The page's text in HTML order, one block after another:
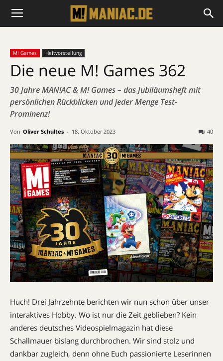
M! Games Heftvorstellung
Die neue M! Games 362
30 Jahre MAN!AC & M! Games – das Jubiläumsheft mit
persönlichen Rückblicken und jeder Menge Test-
Prominenz!
Von Oliver Schultes - 18. Oktober 2023 40
Huch! Drei Jahrzehnte berichten wir nun schon über unser
interaktives Hobby. Wo ist nur die Zeit geblieben? Kein
anderes deutsches Videospielmagazin hat diese
Schallmauer bislang durchbrochen. Wir sind stolz und
dankbar zugleich, denn ohne Euch passionierte Leserinnen